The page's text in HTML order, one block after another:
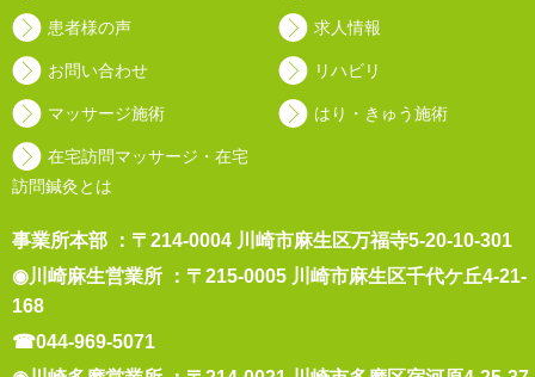
患者様の声 求人情報
お問い合わせ リハビリ
マッサージ施術 はり・きゅう施術
在宅訪問マッサージ・在宅
訪問鍼灸とは
事業所本部 ：〒214-0004 川崎市麻生区万福寺5-20-10-301
◉川崎麻生営業所 ：〒215-0005 川崎市麻生区千代ケ丘4-21-
168
☎044-969-5071